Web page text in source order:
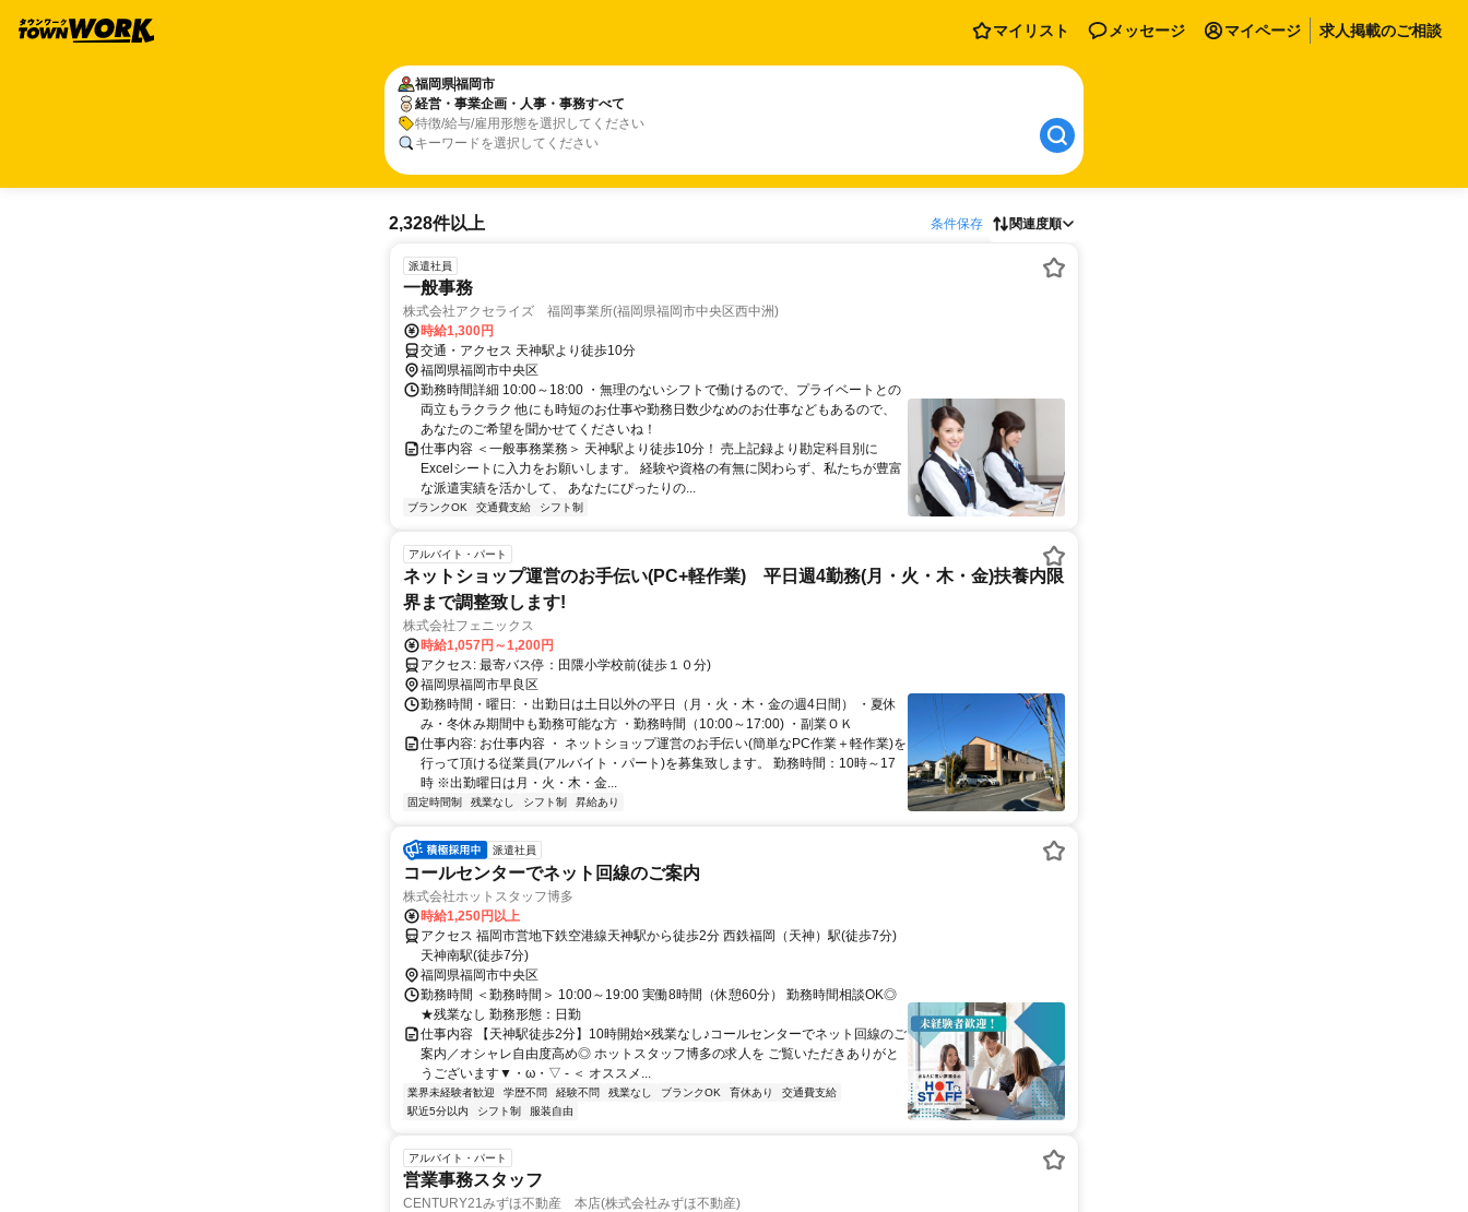
マイリスト メッセージ マイページ 求人掲載のご相談
福岡県福岡市
経営・事業企画・人事・事務すべて
特徴/給与/雇用形態を選択してください
キーワードを選択してください
2,328件以上 条件保存 関連度順
派遣社員
一般事務
株式会社アクセライズ 福岡事業所(福岡県福岡市中央区西中洲)
時給1,300円
交通・アクセス 天神駅より徒歩10分
福岡県福岡市中央区
勤務時間詳細 10:00～18:00 ・無理のないシフトで働けるので、プライベートとの
両立もラクラク 他にも時短のお仕事や勤務日数少なめのお仕事などもあるので、
あなたのご希望を聞かせてくださいね！
仕事内容 ＜一般事務業務＞ 天神駅より徒歩10分！ 売上記録より勘定科目別に
Excelシートに入力をお願いします。 経験や資格の有無に関わらず、私たちが豊富
な派遣実績を活かして、 あなたにぴったりの...
ブランクOK 交通費支給 シフト制
アルバイト・パート
ネットショップ運営のお手伝い(PC+軽作業) 平日週4勤務(月・火・木・金)扶養内限
界まで調整致します!
株式会社フェニックス
時給1,057円～1,200円
アクセス: 最寄バス停：田隈小学校前(徒歩１０分)
福岡県福岡市早良区
勤務時間・曜日: ・出勤日は土日以外の平日（月・火・木・金の週4日間） ・夏休
み・冬休み期間中も勤務可能な方 ・勤務時間（10:00～17:00) ・副業ＯＫ
仕事内容: お仕事内容 ・ ネットショップ運営のお手伝い(簡単なPC作業＋軽作業)を
行って頂ける従業員(アルバイト・パート)を募集致します。 勤務時間：10時～17
時 ※出勤曜日は月・火・木・金...
固定時間制 残業なし シフト制 昇給あり
派遣社員
コールセンターでネット回線のご案内
株式会社ホットスタッフ博多
時給1,250円以上
アクセス 福岡市営地下鉄空港線天神駅から徒歩2分 西鉄福岡（天神）駅(徒歩7分)
天神南駅(徒歩7分)
福岡県福岡市中央区
勤務時間 ＜勤務時間＞ 10:00～19:00 実働8時間（休憩60分） 勤務時間相談OK◎
★残業なし 勤務形態：日勤
仕事内容 【天神駅徒歩2分】10時開始×残業なし♪コールセンターでネット回線のご
案内／オシャレ自由度高め◎ ホットスタッフ博多の求人を ご覧いただきありがと
うございます▼・ω・▽ - ＜ オススメ...
業界未経験者歓迎 学歴不問 経験不問 残業なし ブランクOK 育休あり
交通費支給
駅近5分以内
シフト制 服装自由
アルバイト・パート
営業事務スタッフ
CENTURY21みずほ不動産 本店(株式会社みずほ不動産)